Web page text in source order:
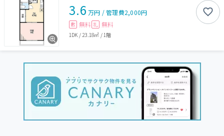
3.6 万円 /管理費2,000円
敷 無料 礼 無料
1DK / 23.18㎡ / 1階